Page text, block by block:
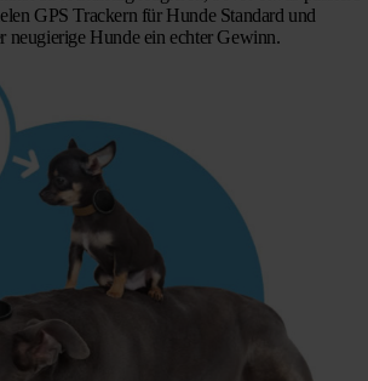
GPS Trackern für Hunde Standard und
neugierige Hunde ein echter Gewinn.